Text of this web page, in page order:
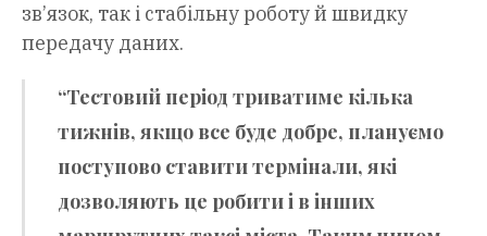
зв’язок, так і стабільну роботу й швидку
передачу даних.
“Тестовий період триватиме кілька
тижнів, якщо все буде добре, плануємо
поступово ставити термінали, які
дозволяють це робити і в інших